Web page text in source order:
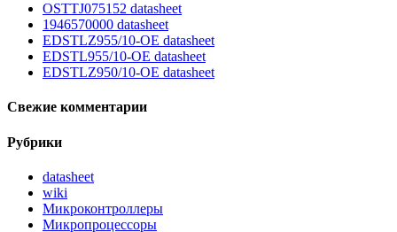
OSTTJ075152 datasheet
1946570000 datasheet
EDSTLZ955/10-OE datasheet
EDSTL955/10-OE datasheet
EDSTLZ950/10-OE datasheet
Свежие комментарии
Рубрики
datasheet
wiki
Микроконтроллеры
Микропроцессоры